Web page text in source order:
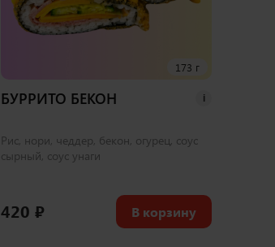
173 г
БУРРИТО БЕКОН i
Рис, нори, чеддер, бекон, огурец, соус
сырный, соус унаги
420₽ В корзину